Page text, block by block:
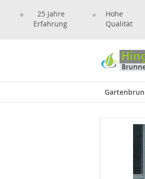
25 Jahre
Erfahrung
Hohe
Qualität